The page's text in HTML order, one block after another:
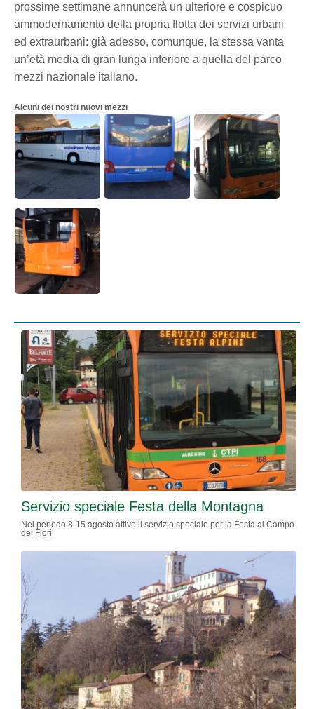
prossime settimane annuncerà un ulteriore e cospicuo
ammodernamento della propria flotta dei servizi urbani
ed extraurbani: già adesso, comunque, la stessa vanta
un’età media di gran lunga inferiore a quella del parco
mezzi nazionale italiano.
Alcuni dei nostri nuovi mezzi
Servizio speciale Festa della Montagna
Nel periodo 8-15 agosto attivo il servizio speciale per la Festa al Campo
dei Fiori